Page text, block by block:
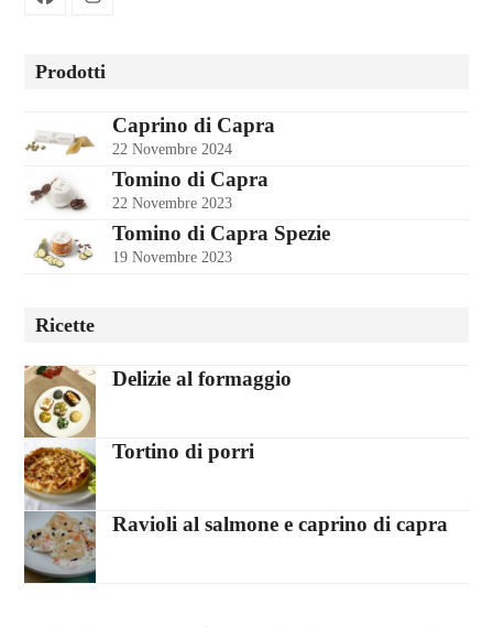
Prodotti
Caprino di Capra
22 Novembre 2024
Tomino di Capra
22 Novembre 2023
Tomino di Capra Spezie
19 Novembre 2023
Ricette
Delizie al formaggio
Tortino di porri
Ravioli al salmone e caprino di capra